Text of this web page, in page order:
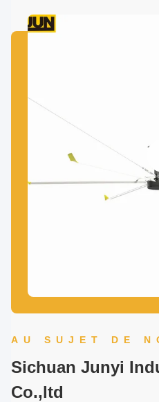
AU SUJET DE
Sichuan Junyi
Co.,ltd